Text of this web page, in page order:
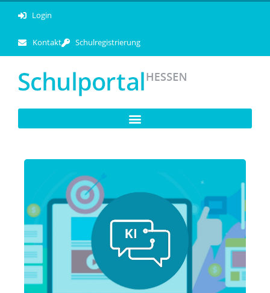
Login
Kontakt Schulregistrierung